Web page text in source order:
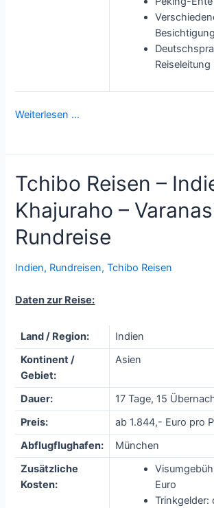
Reiseleitung
Weiterlesen …
Tchibo Reisen –
Khajuraho –
Rundreise
Indien, Rundreisen,Tchibo Reisen
Daten zur Reise:
Land / Region:
Indien
Kontinent /
Gebiet:
Asien
Dauer:
17 Tage, 15
Preis:
ab 1.844,- Euro pro
Abflugflughafen:
München
Zusätzliche
Kosten:
Euro
Trinkgelder: